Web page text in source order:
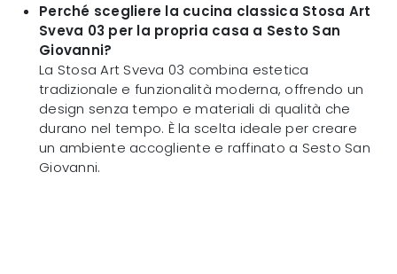
Perché scegliere la cucina classica Stosa Art
Sveva 03 per la propria casa a Sesto San
Giovanni?
La Stosa Art Sveva 03 combina estetica
tradizionale e funzionalità moderna, offrendo un
design senza tempo e materiali di qualità che
durano nel tempo. È la scelta ideale per creare
un ambiente accogliente e raffinato a Sesto San
Giovanni.